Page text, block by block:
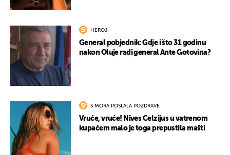
HEROJ
General pobjednik: Gdje i što 31 godinu
nakon Oluje radi general Ante Gotovina?
S MORA POSLALA POZDRAVE
Vruće, vruće! Nives Celzijus u vatrenom
kupaćem malo je toga prepustila mašti